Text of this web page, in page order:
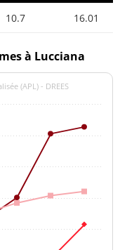
10.7 16.01
à Lucciana
(APL) - DREES